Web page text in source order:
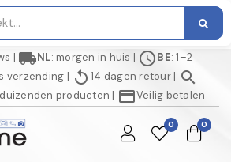
| local_shippingNL: morgen in huis | scheduleBE: 1–2
verzending | replay 14 dagen retour| search
producten | credit_cardVeilig betalen
0 0